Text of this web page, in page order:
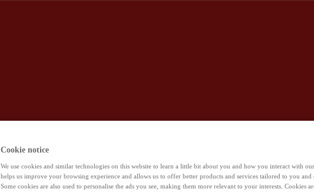
Cookie notice
We use cookies and similar technologies on this website to learn a little bit about you and how you interact with
helps us improve your browsing experience and allows us to offer better products and services tailored to you and
Some cookies are also used to personalise the ads you see, making them more relevant to your interests. Cookies